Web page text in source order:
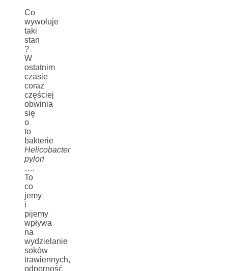
Co
wywołuje
taki
stan
?
W
ostatnim
czasie
coraz
częściej
obwinia
się
o
to
bakterie
Helicobacter
pylori
….
To
co
jemy
i
pijemy
wpływa
na
wydzielanie
soków
trawiennych,
odporność